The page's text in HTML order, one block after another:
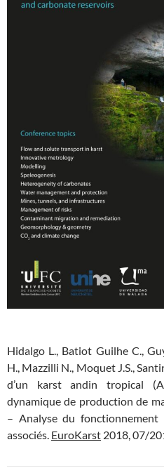
Hidalgo L., Batiot Guilhe C.,
H., Mazzilli N., Moquet J.S.,
d’un karst andin tropical
dynamique de production de
– Analyse du
associés. EuroKarst 2018, 07/